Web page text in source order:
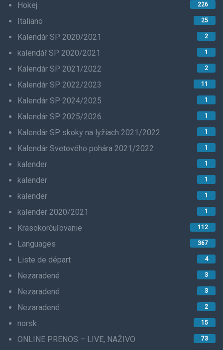
Hokej 226
Italiano 25
Kalendár SP 2020/2021 2
kalendář SP 2020/2021 1
Kalendár SP 2021/2022 2
Kalendár SP 2022/2023 11
Kalendár SP 2024/2025 1
Kalendár SP 2025/2026 1
Kalendár SP skoky na lyžiach 2021/2022 1
Kalendár Svetového pohára 2021/2022 1
kalender 1
kalender 1
kalender 1
kalender 2020/2021 1
Krasokorčuľovanie 112
Languages 367
Liste de départ 4
Nezaradené 3
Nezaradené 3
Nezaradené 2
norsk 15
ONLINE PRENOS – LIVE, NAŽIVO 73